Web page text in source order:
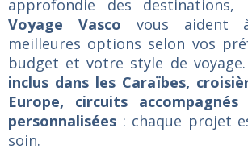
approfondie des destinations,
Voyage Vasco vous aident
meilleures options selon vos
budget et votre style de voyage.
inclus dans les Caraïbes,
Europe, circuits accompagnés
personnalisées : chaque projet
soin.